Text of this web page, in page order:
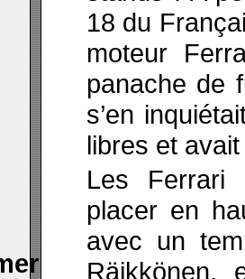
18 du
moteur
panache de
s’en
libres et
Les Ferrari
placer en
avec un
Räikkönen,